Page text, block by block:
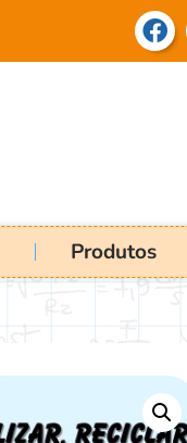
Produtos